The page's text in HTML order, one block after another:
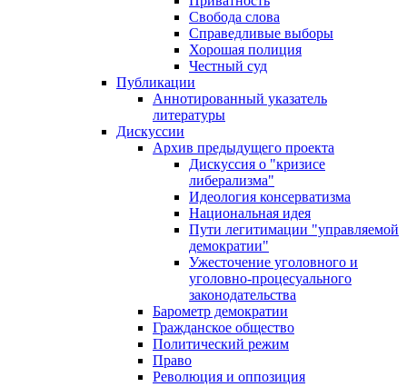
Свобода слова
Справедливые выборы
Хорошая полиция
Честный суд
Публикации
Аннотированный указатель
литературы
Дискуссии
Архив предыдущего проекта
Дискуссия о "кризисе
либерализма"
Идеология консерватизма
Национальная идея
Пути легитимации "управляемой
демократии"
Ужесточение уголовного и
уголовно-процесуального
законодательства
Барометр демократии
Гражданское общество
Политический режим
Право
Революция и оппозиция